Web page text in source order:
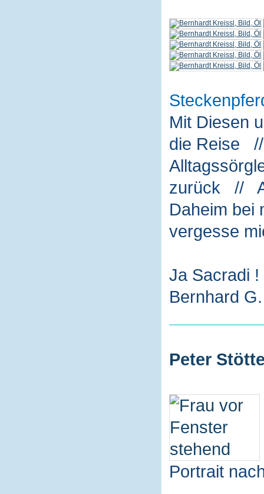
Mit Diesen
die Reise
zurück //
Daheim
vergesse
Ja Sacradi
Bernhard
Peter
Portrait